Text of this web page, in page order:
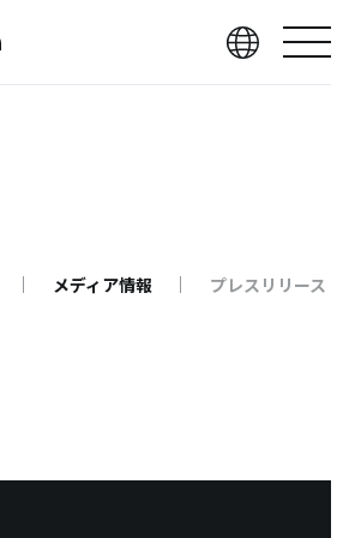
メディア情報 プレスリリース